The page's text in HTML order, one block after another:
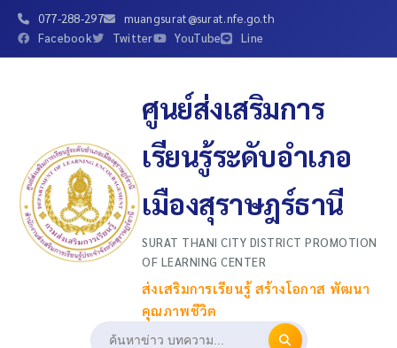
077-288-297
muangsurat@surat.nfe.go.th
Facebook
Twitter YouTube Line
ศูนย์ส่งเสริมการ
เรียนรู้ระดับอำเภอ
เมืองสุราษฎร์ธานี
SURAT THANI CITY DISTRICT PROMOTION
OF LEARNING CENTER
ส่งเสริมการเรียนรู้ สร้างโอกาส พัฒนา
คุณภาพชีวิต